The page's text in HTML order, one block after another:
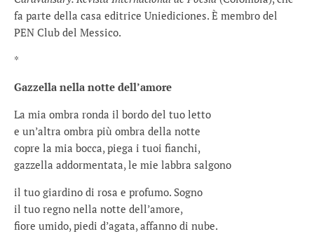
fa parte della casa editrice Uniediciones. È membro del
PEN Club del Messico.
*
Gazzella nella notte dell’amore
La mia ombra ronda il bordo del tuo letto
e un’altra ombra più ombra della notte
copre la mia bocca, piega i tuoi fianchi,
gazzella addormentata, le mie labbra salgono
il tuo giardino di rosa e profumo. Sogno
il tuo regno nella notte dell’amore,
fiore umido, piedi d’agata, affanno di nube.